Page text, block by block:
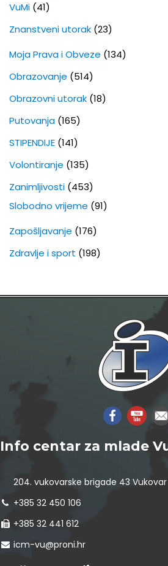
VuMi (41)
Znanstveni utorak (23)
Moja Prava i Obveze (134)
Obrazovanje (514)
Obrazovni utorak (18)
Putovanja (165)
STIPENDIJE (141)
Volontiranje (135)
Zanimljivosti (453)
Slobodno vrijeme (91)
Zapošljavanje (176)
Zdravlje i sport (198)
Info centar za mlade
204. vukovarske brigade 43 Vukovar
+385 32 450 106
+385 32 441 612
icm-vu@proni.hr